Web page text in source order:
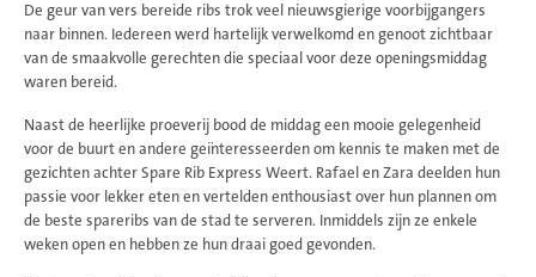
De geur van vers bereide ribs trok veel nieuwsgierige voorbijgangers
naar binnen. Iedereen werd hartelijk verwelkomd en genoot zichtbaar
van de smaakvolle gerechten die speciaal voor deze openingsmiddag
waren bereid.
Naast de heerlijke proeverij bood de middag een mooie gelegenheid
voor de buurt en andere geïnteresseerden om kennis te maken met de
gezichten achter Spare Rib Express Weert. Rafael en Zara deelden hun
passie voor lekker eten en vertelden enthousiast over hun plannen om
de beste spareribs van de stad te serveren. Inmiddels zijn ze enkele
weken open en hebben ze hun draai goed gevonden.